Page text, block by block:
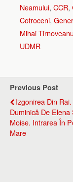
Neamului, CCR,
Cotroceni,
Mihai Tirnoveanu
UDMR
Previous Post
Izgonirea Din
Duminică De Elena
Moise. Intrarea În
Mare